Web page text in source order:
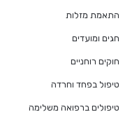
התאמת מזלות
חגים ומועדים
חוקים רוחניים
טיפול בפחד וחרדה
טיפולים ברפואה משלימה